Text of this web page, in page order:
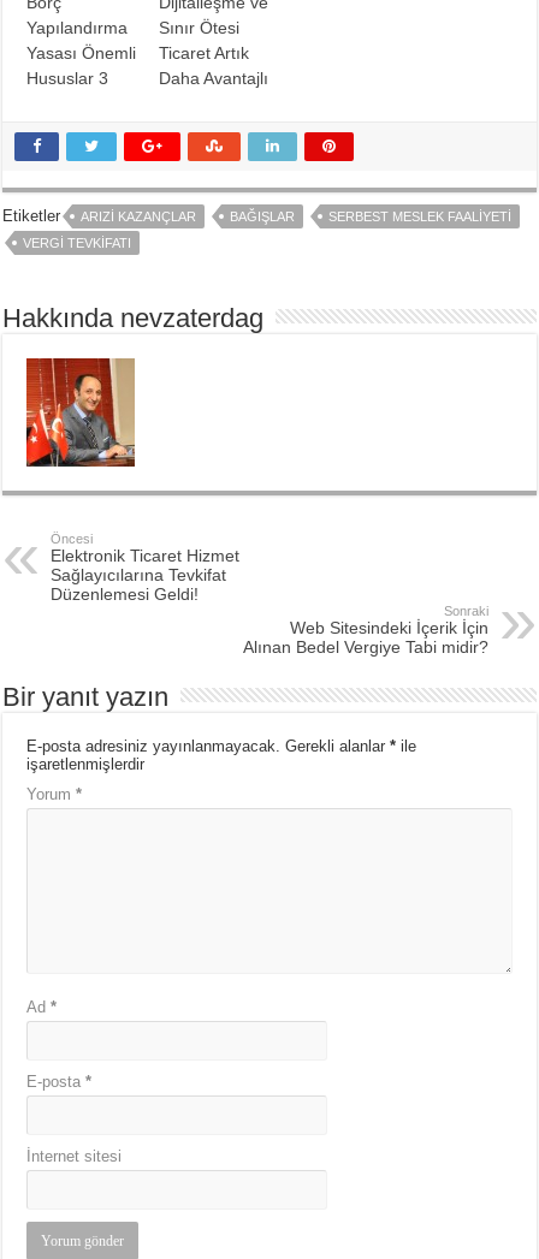
Yapılandırma
Yasası Önemli
Hususlar 3
Sınır Ötesi
Ticaret Artık
Daha Avantajlı
Etiketler ARIZI KAZANÇLAR BAĞIŞLAR
SERBEST MESLEK FAALIYETI
VERGI TEVKIFATI
Hakkında nevzaterdag
Öncesi
Elektronik Ticaret Hizmet
Sağlayıcılarına Tevkifat
Düzenlemesi Geldi!
Sonraki
Web Sitesindeki İçerik İçin
Alınan Bedel Vergiye Tabi midir?
Bir yanıt yazın
E-posta adresiniz yayınlanmayacak. Gerekli alanlar* ile
işaretlenmişlerdir
Yorum*
Ad*
E-posta*
İnternet sitesi